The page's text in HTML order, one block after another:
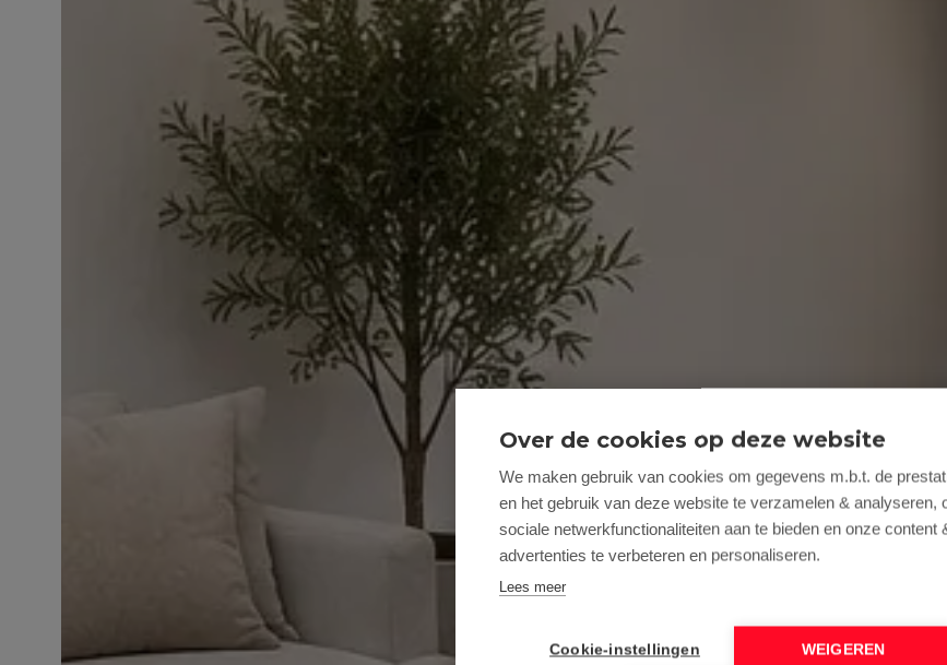
Over de cookies op deze website
We maken gebruik van cookies om gegevens m.b.t. de
en het gebruik van deze website te verzamelen & analyseren,
sociale netwerkfunctionaliteiten aan te bieden en onze content
advertenties te verbeteren en personaliseren.
Lees meer
Cookie-instellingen WEIGEREN